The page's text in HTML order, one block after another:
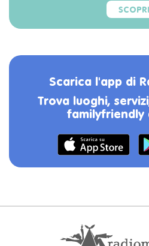
SCOPRI
Scarica l'app di
Trova luoghi,
familyfriendly